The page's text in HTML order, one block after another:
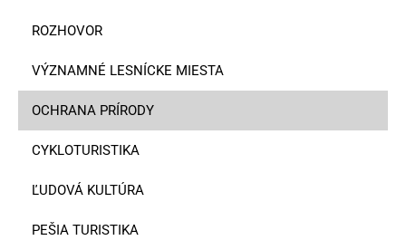
ROZHOVOR
VÝZNAMNÉ LESNÍCKE MIESTA
OCHRANA PRÍRODY
CYKLOTURISTIKA
ĽUDOVÁ KULTÚRA
PEŠIA TURISTIKA